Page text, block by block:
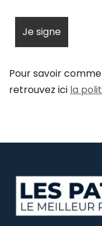
Pour savoir
retrouvez ici la